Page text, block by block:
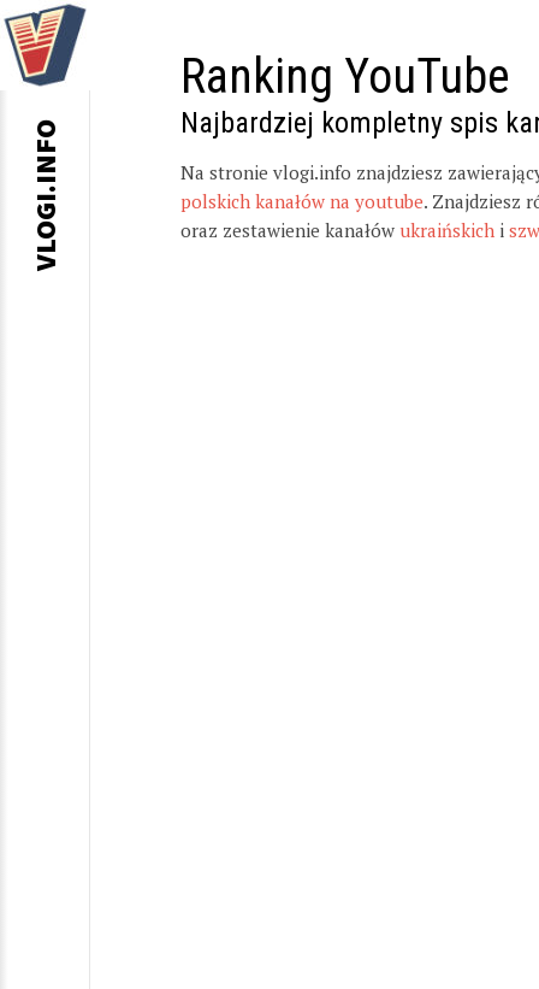
Ranking YouTube
Najbardziej kompletny spis
Na stronie vlogi.info znajdziesz
polskich kanałów na youtube. Znajdziesz
oraz zestawienie kanałów ukraińskich i
VLOGI.INFO